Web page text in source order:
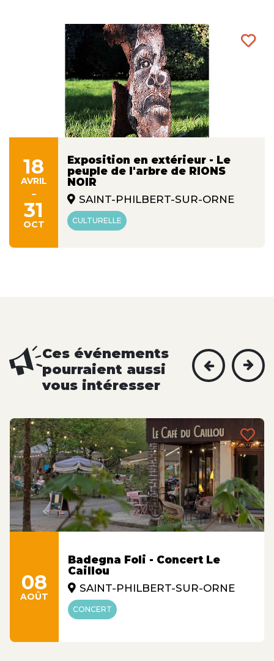
18
AVRIL
-
31
OCT
Exposition en extérieur - Le
peuple de l'arbre de RIONS
NOIR
SAINT-PHILBERT-SUR-ORNE
CULTURELLE
Ces événements
pourraient aussi
vous intéresser
08
AOÛT
Badegna Foli - Concert Le
Caillou
SAINT-PHILBERT-SUR-ORNE
CONCERT